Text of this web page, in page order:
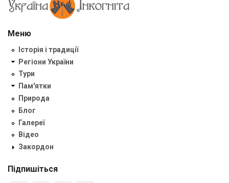
Меню
Історія і традиції
Регіони України
Тури
Пам'ятки
Природа
Блог
Галереї
Відео
Закордон
Підпишіться